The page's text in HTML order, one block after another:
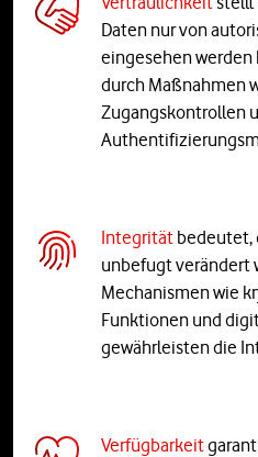
Daten nur von
eingesehen werden
durch Maßnahmen
Zugangskontrollen
Integrität bedeutet,
unbefugt verändert
Mechanismen wie
Funktionen und
gewährleisten die
Verfügbarkeit